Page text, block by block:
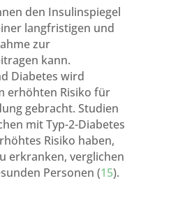
den Insulinspiegel
langfristigen und
zur
kann.
Diabetes wird
erhöhten Risiko für
gebracht. Studien
mit Typ-2-Diabetes
Risiko haben,
erkranken, verglichen
Personen (15).